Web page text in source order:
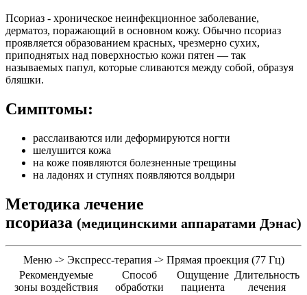
Псориаз - хроническое неинфекционное заболевание,
дерматоз, поражающий в основном кожу. Обычно псориаз
проявляется образованием красных, чрезмерно сухих,
приподнятых над поверхностью кожи пятен — так
называемых папул, которые сливаются между собой, образуя
бляшки.
Симптомы:
расслаиваются или деформируются ногти
шелушится кожа
на коже появляются болезненные трещины
на ладонях и ступнях появляются волдыри
Методика лечение
псориаза (медицинскими аппаратами Дэнас)
Меню -> Экспресс-терапия -> Прямая проекция (77 Гц)
Рекомендуемые
зоны воздействия
Способ
обработки
Ощущение
пациента
Длительность
лечения